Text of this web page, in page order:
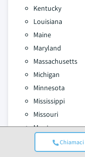
Chiamaci
Kentucky
Louisiana
Maine
Maryland
Massachusetts
Michigan
Minnesota
Mississippi
Missouri
Montana
Nebraska
Nevada